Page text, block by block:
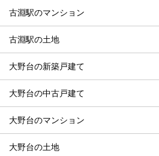
古淵駅のマンション
古淵駅の土地
大野台の新築戸建て
大野台の中古戸建て
大野台のマンション
大野台の土地